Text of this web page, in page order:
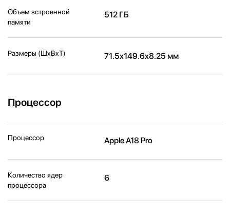
Объем встроенной
памяти
512 ГБ
Размеры (ШxВxТ) 71.5x149.6x8.25 мм
Процессор
Процессор Apple A18 Pro
Количество ядер
процессора
6